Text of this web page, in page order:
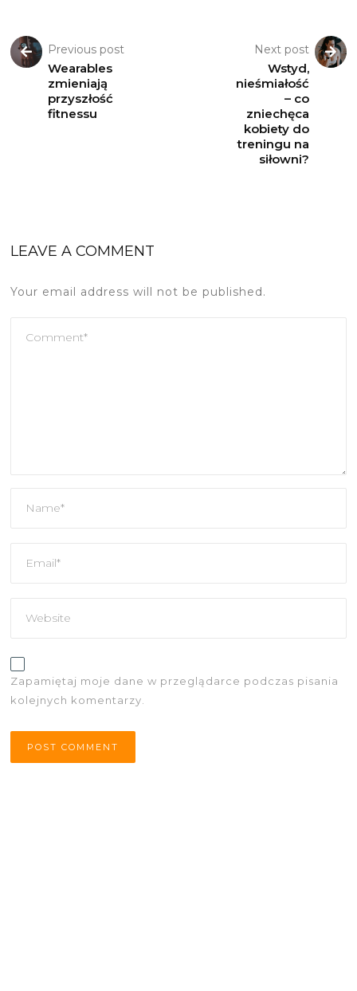
Previous post
Wearables
zmieniają
przyszłość
fitnessu
Next post
Wstyd,
nieśmiałość
– co
zniechęca
kobiety do
treningu na
siłowni?
LEAVE A COMMENT
Your email address will not be published.
Zapamiętaj moje dane w przeglądarce podczas pisania
kolejnych komentarzy.